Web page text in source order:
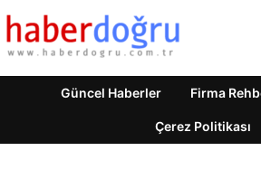
Güncel Haberler Firma
Çerez Politikası